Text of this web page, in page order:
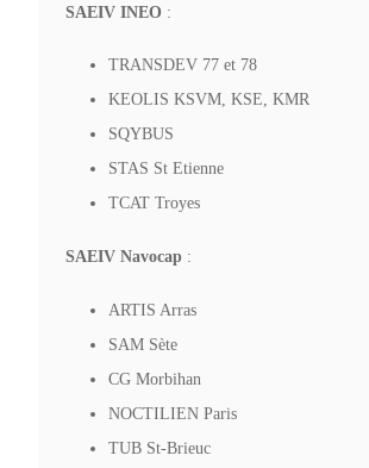
SAEIV INEO :
TRANSDEV 77 et 78
KEOLIS KSVM, KSE, KMR
SQYBUS
STAS St Etienne
TCAT Troyes
SAEIV Navocap :
ARTIS Arras
SAM Sète
CG Morbihan
NOCTILIEN Paris
TUB St-Brieuc